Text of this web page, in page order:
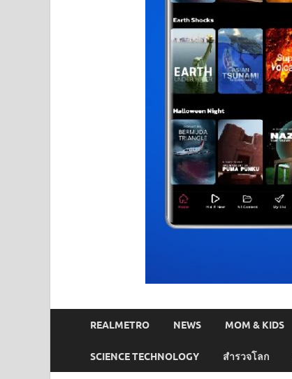
REALMETRO NEWS MOM & KIDS
SCIENCE TECHNOLOGY สำรวจโลก